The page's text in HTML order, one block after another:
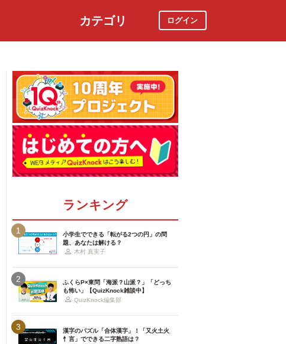
カテゴリ ログイン
ランキング
1
小学生でできる「転がる2つの円」の問
題、あなたは解ける？
木村 真実子
2
ふくらP×東問「海派？山派？」「どっち
も怖い」【QuizKnock雑談中】
QuizKnock編集部
3
漢字のパズル「合体漢字」！「又火土火
忄言」でできる二字熟語は？